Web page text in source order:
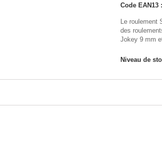
Code EAN13 :
Le roulement
des
Jokey 9 mm
Niveau de